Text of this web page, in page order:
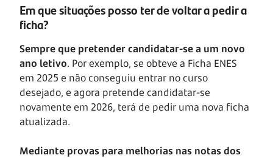
Em que situações posso ter de voltar a pedir a
ficha?
Sempre que pretender candidatar-se a um novo
ano letivo. Por exemplo, se obteve a Ficha ENES
em 2025 e não conseguiu entrar no curso
desejado, e agora pretende candidatar-se
novamente em 2026, terá de pedir uma nova ficha
atualizada.
Mediante provas para melhorias nas notas dos